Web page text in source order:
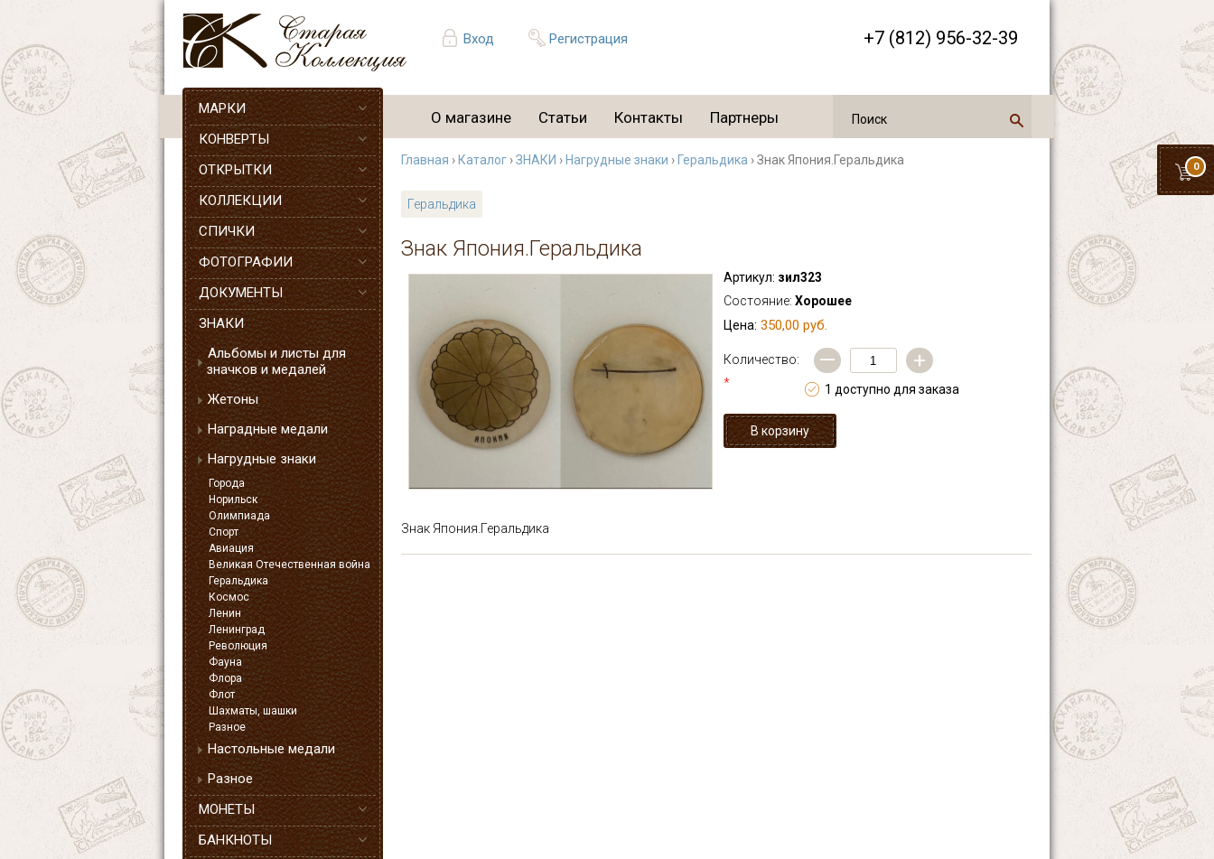
Вход Регистрация +7 (812) 956-32-39
0
О магазине Статьи Контакты Партнеры
МАРКИ
КОНВЕРТЫ
ОТКРЫТКИ
КОЛЛЕКЦИИ
СПИЧКИ
ФОТОГРАФИИ
ДОКУМЕНТЫ
ЗНАКИ
Альбомы и листы для
значков и медалей
Жетоны
Наградные медали
Нагрудные знаки
Города
Норильск
Олимпиада
Спорт
Авиация
Великая Отечественная война
Геральдика
Космос
Ленин
Ленинград
Революция
Фауна
Флора
Флот
Шахматы, шашки
Разное
Настольные медали
Разное
МОНЕТЫ
БАНКНОТЫ
Главная › Каталог ›ЗНАКИ › Нагрудные знаки › Геральдика › Знак Япония.Геральдика
Геральдика
Знак Япония.Геральдика
Артикул: зил323
Состояние: Хорошее
Цена: 350,00 руб.
Количество:
*
— +
1 доступно для заказа
Знак Япония.Геральдика